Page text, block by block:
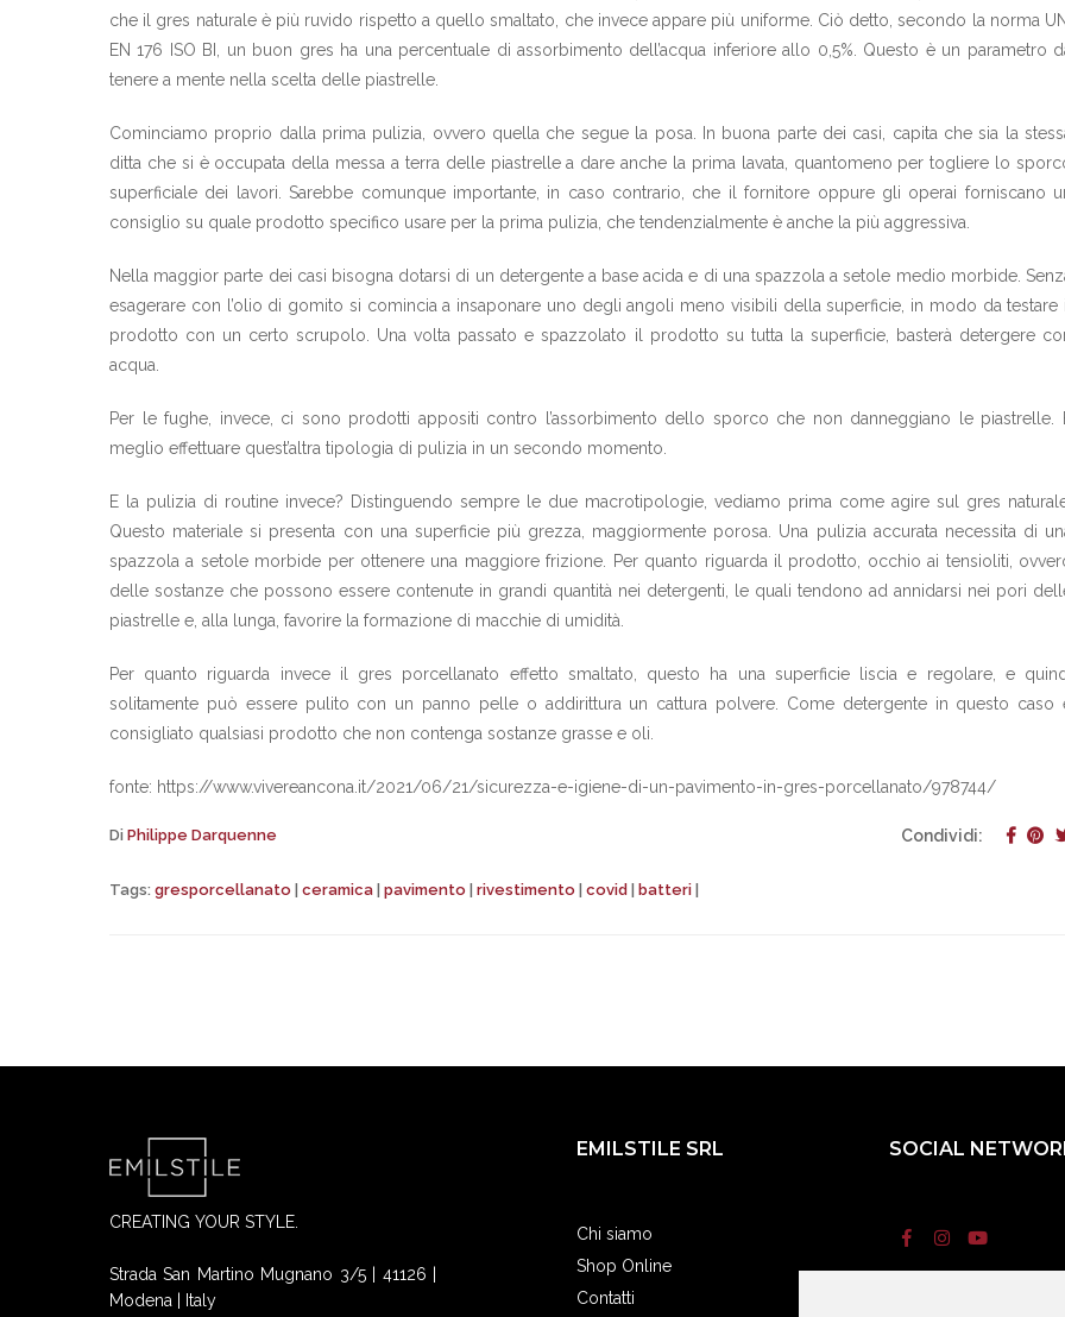
che il gres naturale è più ruvido rispetto a quello smaltato, che invece appare più uniforme. Ciò detto, secondo la norma UNI
EN 176 ISO BI, un buon gres ha una percentuale di assorbimento dell’acqua inferiore allo 0,5%. Questo è un parametro
tenere a mente nella scelta delle piastrelle.
Cominciamo proprio dalla prima pulizia, ovvero quella che segue la posa. In buona parte dei casi, capita che sia la
ditta che si è occupata della messa a terra delle piastrelle a dare anche la prima lavata, quantomeno per togliere lo
superficiale dei lavori. Sarebbe comunque importante, in caso contrario, che il fornitore oppure gli operai forniscano
consiglio su quale prodotto specifico usare per la prima pulizia, che tendenzialmente è anche la più aggressiva.
Nella maggior parte dei casi bisogna dotarsi di un detergente a base acida e di una spazzola a setole medio morbide.
esagerare con l’olio di gomito si comincia a insaponare uno degli angoli meno visibili della superficie, in modo da testare il
prodotto con un certo scrupolo. Una volta passato e spazzolato il prodotto su tutta la superficie, basterà detergere
acqua.
Per le fughe, invece, ci sono prodotti appositi contro l’assorbimento dello sporco che non danneggiano le piastrelle.
meglio effettuare quest’altra tipologia di pulizia in un secondo momento.
E la pulizia di routine invece? Distinguendo sempre le due macrotipologie, vediamo prima come agire sul gres
Questo materiale si presenta con una superficie più grezza, maggiormente porosa. Una pulizia accurata necessita di
spazzola a setole morbide per ottenere una maggiore frizione. Per quanto riguarda il prodotto, occhio ai tensioliti,
delle sostanze che possono essere contenute in grandi quantità nei detergenti, le quali tendono ad annidarsi nei pori
piastrelle e, alla lunga, favorire la formazione di macchie di umidità.
Per quanto riguarda invece il gres porcellanato effetto smaltato, questo ha una superficie liscia e regolare, e
solitamente può essere pulito con un panno pelle o addirittura un cattura polvere. Come detergente in questo caso
consigliato qualsiasi prodotto che non contenga sostanze grasse e oli.
fonte: https://www.vivereancona.it/2021/06/21/sicurezza-e-igiene-di-un-pavimento-in-gres-porcellanato/978744/
Di Philippe Darquenne Condividi:
Tags: gresporcellanato | ceramica | pavimento | rivestimento | covid | batteri |
CREATING YOUR STYLE.
Strada San Martino Mugnano 3/5 | 41126 |
Modena | Italy
EMILSTILE SRL
Chi siamo
Shop Online
Contatti
SOCIAL